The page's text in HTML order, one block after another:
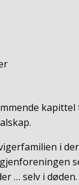
i
… selv i døden.